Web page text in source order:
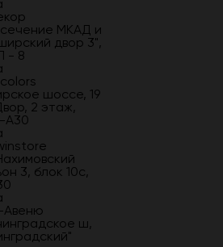
МКАД и
двор 3",
- 8
шоссе, 19
2 этаж,
А30
3, блок 10с,
ш,